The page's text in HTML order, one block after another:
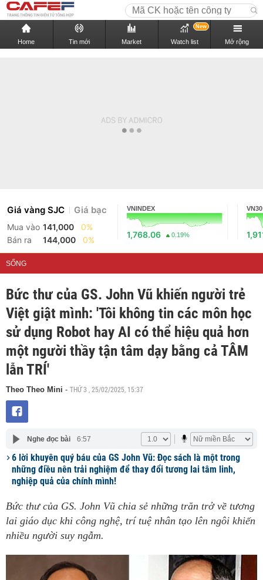
Home Tin mới Market Watch list
New
Mở rộng
Giá vàng SJC Giá bạc
Mua vào 141,000
0%
Bán ra
144,000 0%
VNINDEX
1,768.06 0.19%
VN30
SỐNG
Bức thư của GS. John Vũ khiến người trẻ
Việt giật mình: 'Tôi không tin các môn học
sử dụng Robot hay AI có thể hiệu quả hơn
một người thầy tận tâm dạy bằng cả TÂM
lẫn TRÍ'
Theo Theo Mini - THỨ 3 , 25/02/2025, 15:37
Nghe đọc bài 6:57
6 lời khuyên quý báu của GS John Vũ: Đọc sách là một trong
những điều nên trải nghiệm để thay đổi tương lai tâm linh,
nghiệp quả của chính mình!
Bức thư của GS. John Vũ chia sẻ những trăn trở về tương
lai giáo dục khi công nghệ, trí tuệ nhân tạo lên ngôi khiến
nhiều người suy ngẫm.